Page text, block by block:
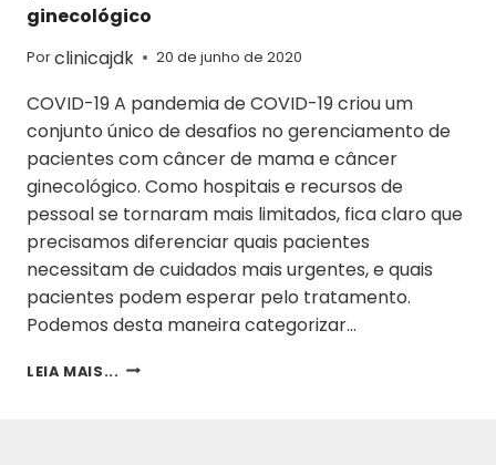
ginecológico
Porclinicajdk 20 de junho de 2020
COVID-19 A pandemia de COVID-19 criou um
conjunto único de desafios no gerenciamento de
pacientes com câncer de mama e câncer
ginecológico. Como hospitais e recursos de
pessoal se tornaram mais limitados, fica claro que
precisamos diferenciar quais pacientes
necessitam de cuidados mais urgentes, e quais
pacientes podem esperar pelo tratamento.
Podemos desta maneira categorizar…
LEIA MAIS...